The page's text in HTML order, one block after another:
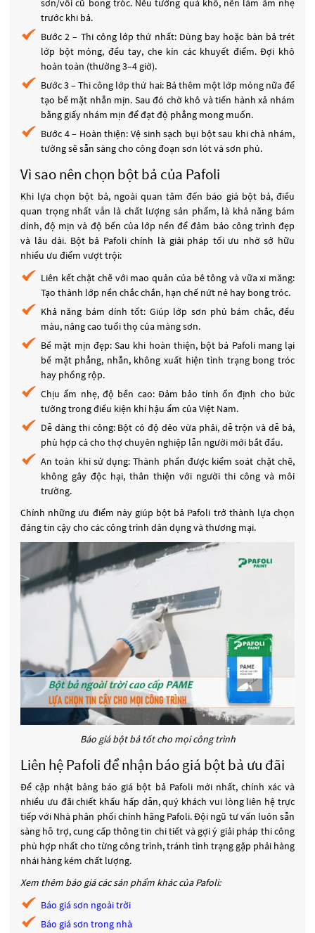
trước khi bả.
Bước 2 – Thi công lớp thứ nhất: Dùng bay hoặc bàn bả trét
lớp bột mỏng, đều tay, che kín các khuyết điểm. Đợi khô
hoàn toàn (thường 3–4 giờ).
Bước 3 – Thi công lớp thứ hai: Bả thêm một lớp mỏng nữa để
tạo bề mặt nhẵn mịn. Sau đó chờ khô và tiến hành xả nhám
bằng giấy nhám mịn để đạt độ phẳng mong muốn.
Bước 4 – Hoàn thiện: Vệ sinh sạch bụi bột sau khi chà nhám,
tường sẽ sẵn sàng cho công đoạn sơn lót và sơn phủ.
Vì sao nên chọn bột bả của Pafoli
Khi lựa chọn bột bả, ngoài quan tâm đến báo giá bột bả, điều
quan trọng nhất vẫn là chất lượng sản phẩm, là khả năng bám
dính, độ mịn và độ bền của lớp nền để đảm bảo công trình đẹp
và lâu dài. Bột bả Pafoli chính là giải pháp tối ưu nhờ sở hữu
nhiều ưu điểm vượt trội:
Liên kết chặt chẽ với mao quản của bê tông và vữa xi măng:
Tạo thành lớp nền chắc chắn, hạn chế nứt nẻ hay bong tróc.
Khả năng bám dính tốt: Giúp lớp sơn phủ bám chắc, đều
màu, nâng cao tuổi thọ của màng sơn.
Bề mặt mịn đẹp: Sau khi hoàn thiện, bột bả Pafoli mang lại
bề mặt phẳng, nhẵn, không xuất hiện tình trạng bong tróc
hay phồng rộp.
Chịu ẩm nhẹ, độ bền cao: Đảm bảo tính ổn định cho bức
tường trong điều kiện khí hậu ẩm của Việt Nam.
Dễ dàng thi công: Bột có độ dẻo vừa phải, dễ trộn và dễ bả,
phù hợp cả cho thợ chuyên nghiệp lẫn người mới bắt đầu.
An toàn khi sử dụng: Thành phần được kiểm soát chặt chẽ,
không gây độc hại, thân thiện với người thi công và môi
trường.
Chính những ưu điểm này giúp bột bả Pafoli trở thành lựa chọn
đáng tin cậy cho các công trình dân dụng và thương mại.
Báo giá bột bả tốt cho mọi công trình
Liên hệ Pafoli để nhận báo giá bột bả ưu đãi
Để cập nhật bảng báo giá bột bả Pafoli mới nhất, chính xác và
nhiều ưu đãi chiết khấu hấp dẫn, quý khách vui lòng liên hệ trực
tiếp với Nhà phân phối chính hãng Pafoli. Đội ngũ tư vấn luôn sẵn
sàng hỗ trợ, cung cấp thông tin chi tiết và gợi ý giải pháp thi công
phù hợp nhất cho từng công trình, tránh tình trạng gặp phải hàng
nhái hàng kém chất lượng.
Xem thêm báo giá các sản phẩm khác của Pafoli:
Báo giá sơn ngoài trời
Báo giá sơn trong nhà